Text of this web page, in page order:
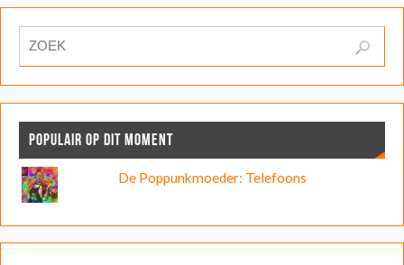
POPULAIR OP DIT MOMENT
De Poppunkmoeder: Telefoons